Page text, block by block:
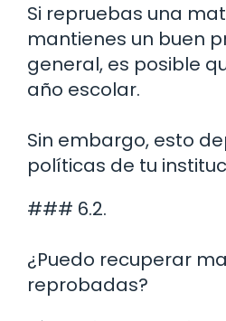
Si repruebas una
mantienes un buen
general, es posible
año escolar.
Sin embargo, esto
políticas de tu
### 6.2.
¿Puedo recuperar
reprobadas?